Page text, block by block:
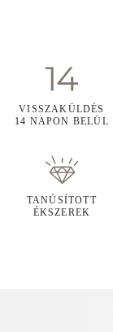
VISSZAKÜLDÉS
14 NAPON BELÜL
TANÚSÍTOTT
ÉKSZEREK